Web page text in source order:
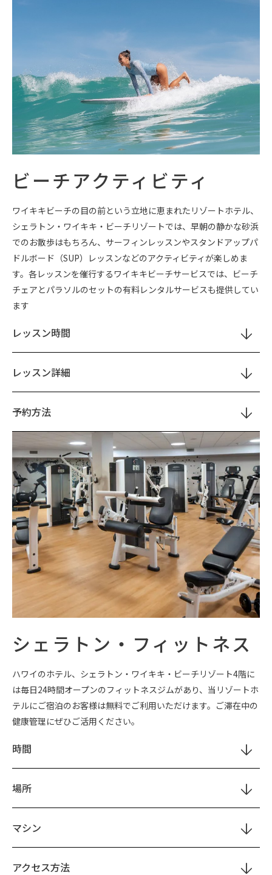
ビーチアクティビティ
ワイキキビーチの目の前という立地に恵まれたリゾートホテル、
シェラトン・ワイキキ・ビーチリゾートでは、早朝の静かな砂浜
でのお散歩はもちろん、サーフィンレッスンやスタンドアップパ
ドルボード（SUP）レッスンなどのアクティビティが楽しめま
す。各レッスンを催行するワイキキビーチサービスでは、ビーチ
チェアとパラソルのセットの有料レンタルサービスも提供してい
ます
レッスン時間
レッスン詳細
予約方法
シェラトン・フィットネス
ハワイのホテル、シェラトン・ワイキキ・ビーチリゾート4階に
は毎日24時間オープンのフィットネスジムがあり、当リゾートホ
テルにご宿泊のお客様は無料でご利用いただけます。ご滞在中の
健康管理にぜひご活用ください。
時間
場所
マシン
アクセス方法